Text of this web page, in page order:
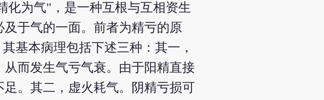
化为气"，是一种互根与互相资生
于气的一面。前者为精亏的原
基本病理包括下述三种：其一，
而发生气亏气衰。由于阳精直接
。其二，虚火耗气。阴精亏损可